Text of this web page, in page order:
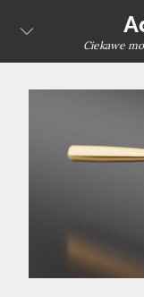
content
Ciekawe